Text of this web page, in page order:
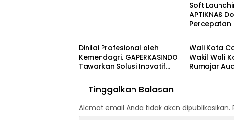
Soft
APTIKNAS
Percepatan
Dinilai Profesional oleh
Kemendagri, GAPERKASINDO
Tawarkan Solusi Inovatif
Sulut
Wali Kota
Wakil Wali
Rumajar
Tinggalkan Balasan
Alamat email Anda tidak akan dipublikasikan.